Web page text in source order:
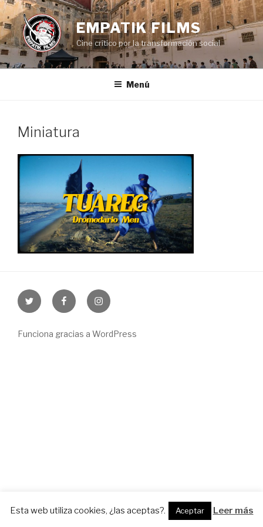
Saltar
al
contenido
EMPATIK FILMS
Cine crítico por la transformación social
Menú
Miniatura
Twitter FacebookInstagram
Funciona gracias a WordPress
Esta web utiliza cookies, ¿las aceptas?. Aceptar Leer más